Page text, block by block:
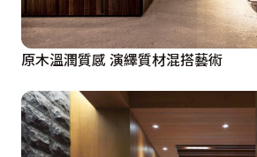
原木溫潤質感 演繹質材混搭藝術